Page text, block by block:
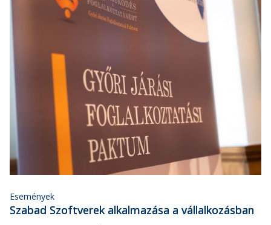
Események
Szabad Szoftverek alkalmazása a vállalkozásban